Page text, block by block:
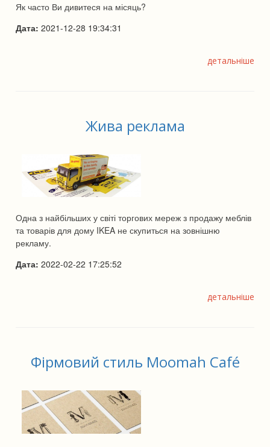
Як часто Ви дивитеся на місяць?
Дата: 2021-12-28 19:34:31
детальніше
Жива реклама
Одна з найбільших у світі торгових мереж з продажу меблів
та товарів для дому IKEA не скупиться на зовнішню
рекламу.
Дата: 2022-02-22 17:25:52
детальніше
Фірмовий стиль Moomah Café